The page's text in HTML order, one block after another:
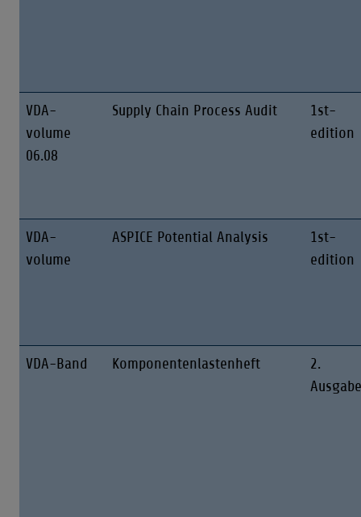
VDA-
volume
06.08
Supply Chain Process Audit
1st-
edition
VDA-
volume
ASPICE Potential Analysis
1st-
edition
VDA-Band Komponentenlastenheft
2.
Ausgabe